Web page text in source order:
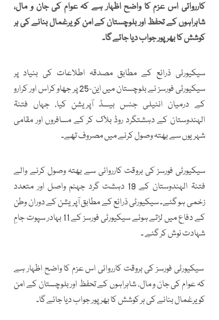
کارروائی اس عزم کا واضح اظہار ہے کہ عوام کی جان و مال،
شاہراہوں کے تحفظ اور بلوچستان کے امن کو یرغمال بنانے کی ہر
کوشش کا بھرپور جواب دیا جائے گا۔
سیکیورٹی ذرائع کے مطابق مصدقہ اطلاعات کی بنیاد پر
سیکیورٹی فورسز نے بلوچستان میں این-25 پر جھاو کراس اور کرارو
کے درمیان انٹیلی جنس بیسڈ آپریشن کیا، جہاں فتنۃ
الہندوستان کے دہشتگرد روڈ بلاک کر کے مسافروں اور مقامی
شہریوں سے بھتہ وصول کرنے میں مصروف تھے۔
سیکیورٹی فورسز کی بروقت کارروائی سے بھتہ وصول کرنے والے
فتنۃ الہندوستان کے 19 دہشت گرد جہنم واصل اور متعدد
زخمی ہو گئے۔ سیکیورٹی ذرائع کے مطابق آپریشن کے دوران وطن
کے دفاع میں لڑتے ہوئے سیکیورٹی فورسز کے 11 بہادر سپوت جامِ
شہادت نوش کر گئے ۔
سیکیورٹی فورسز کی بروقت کارروائی اس عزم کا واضح اظہار ہے
کہ عوام کی جان و مال، شاہراہوں کے تحفظ اور بلوچستان کے امن
کو یرغمال بنانے کی ہر کوشش کا بھرپور جواب دیا جائے گا۔